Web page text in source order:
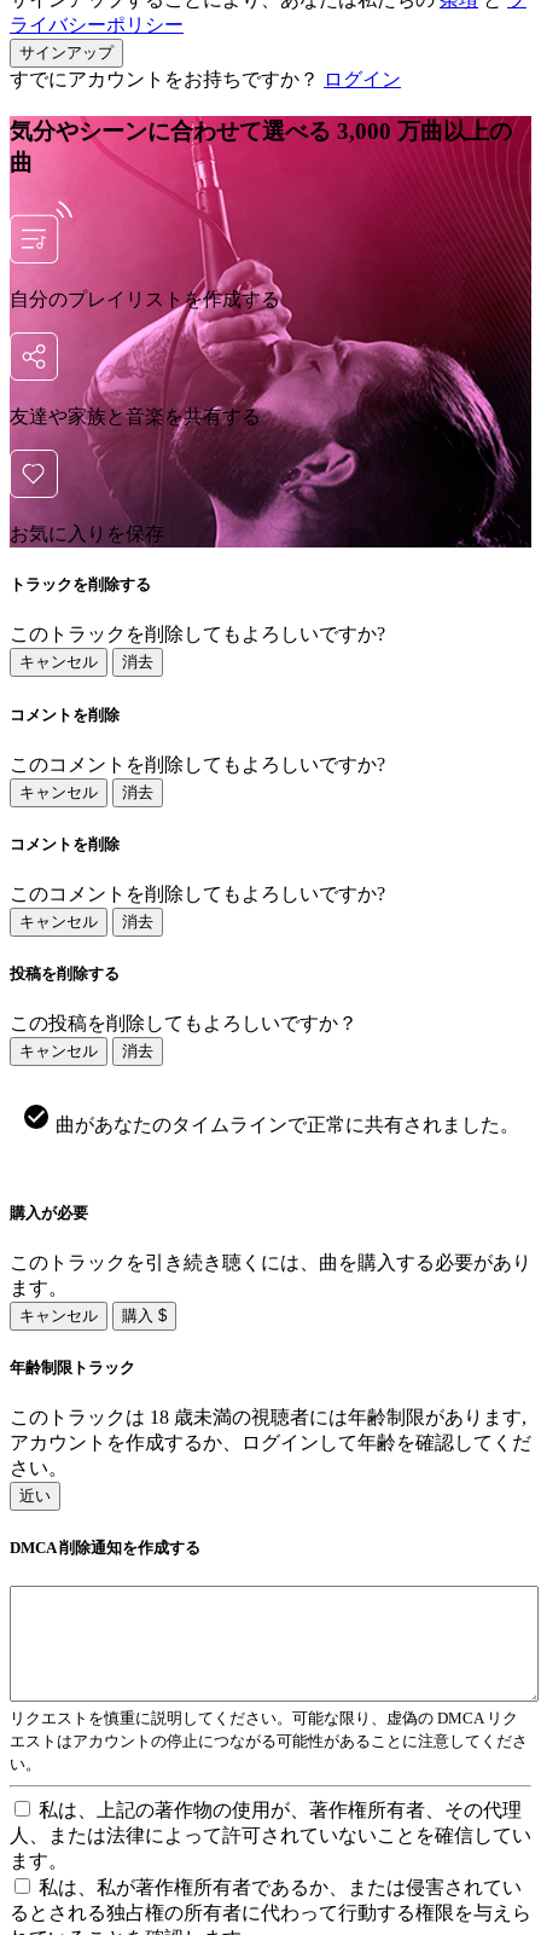
ライバシーポリシー
サインアップ
すでにアカウントをお持ちですか？ ログイン
気分やシーンに合わせて選べる 3,000 万曲以上の
曲
自分のプレイリストを作成する
友達や家族と音楽を共有する
お気に入りを保存
トラックを削除する
このトラックを削除してもよろしいですか?
キャンセル 消去
コメントを削除
このコメントを削除してもよろしいですか?
キャンセル 消去
コメントを削除
このコメントを削除してもよろしいですか?
キャンセル 消去
投稿を削除する
この投稿を削除してもよろしいですか？
キャンセル 消去
曲があなたのタイムラインで正常に共有されました。
購入が必要
このトラックを引き続き聴くには、曲を購入する必要があり
ます。
キャンセル 購入 $
年齢制限トラック
このトラックは 18 歳未満の視聴者には年齢制限があります,
アカウントを作成するか、ログインして年齢を確認してくだ
さい。
近い
DMCA 削除通知を作成する
リクエストを慎重に説明してください。可能な限り、虚偽の DMCA リク
エストはアカウントの停止につながる可能性があることに注意してくださ
い。
私は、上記の著作物の使用が、著作権所有者、その代理
人、または法律によって許可されていないことを確信してい
ます。
私は、私が著作権所有者であるか、または侵害されてい
るとされる独占権の所有者に代わって行動する権限を与えら